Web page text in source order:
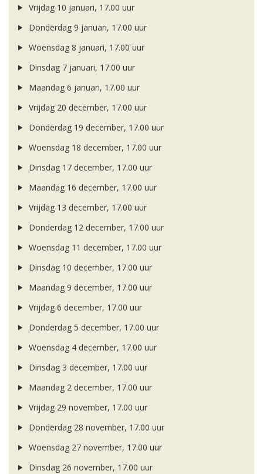
Vrijdag 10 januari, 17.00 uur
Donderdag 9 januari, 17.00 uur
Woensdag 8 januari, 17.00 uur
Dinsdag 7 januari, 17.00 uur
Maandag 6 januari, 17.00 uur
Vrijdag 20 december, 17.00 uur
Donderdag 19 december, 17.00 uur
Woensdag 18 december, 17.00 uur
Dinsdag 17 december, 17.00 uur
Maandag 16 december, 17.00 uur
Vrijdag 13 december, 17.00 uur
Donderdag 12 december, 17.00 uur
Woensdag 11 december, 17.00 uur
Dinsdag 10 december, 17.00 uur
Maandag 9 december, 17.00 uur
Vrijdag 6 december, 17.00 uur
Donderdag 5 december, 17.00 uur
Woensdag 4 december, 17.00 uur
Dinsdag 3 december, 17.00 uur
Maandag 2 december, 17.00 uur
Vrijdag 29 november, 17.00 uur
Donderdag 28 november, 17.00 uur
Woensdag 27 november, 17.00 uur
Dinsdag 26 november, 17.00 uur